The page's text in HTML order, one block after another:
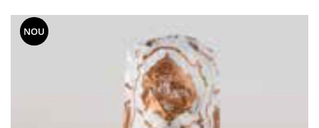
OȚETURI ȘI SOSURI
SOSURI
BĂUTURI / LAPTE VEGETAL
NOU